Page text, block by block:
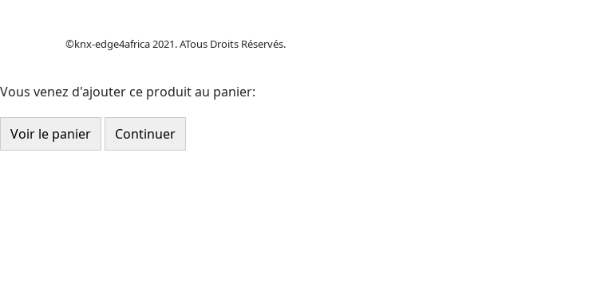
©knx-edge4africa 2021. ATous Droits Réservés.
Vous venez d'ajouter ce produit au panier:
Voir le panier Continuer